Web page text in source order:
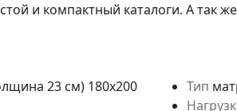
и компактный каталоги. А так
Тип